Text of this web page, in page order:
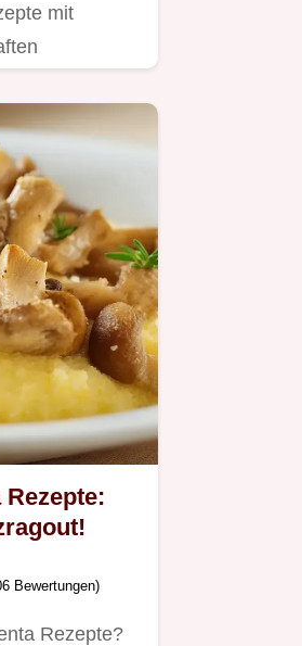
mit
Bewertungen)
Rezepte?